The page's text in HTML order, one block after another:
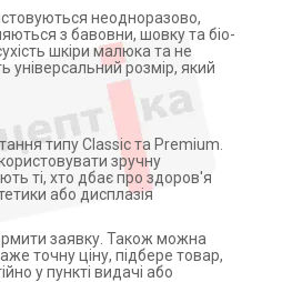
неодноразово,
з бавовни, шовку та біо-
шкіри малюка та не
універсальний розмір, який
типу Classic та Premium.
зручну
ті, хто дбає про здоров'я
або дисплазія
заявку. Також можна
точну ціну, підбере товар,
у пункті видачі або